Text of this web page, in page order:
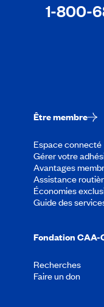
1-800-
Être membre
Espace connecté
Gérer votre
Avantages
Assistance
Économies
Guide des
Fondation CAA-
Recherches
Faire un don